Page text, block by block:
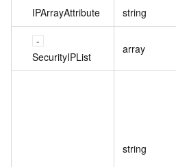
IPArrayAttribute string
SecurityIPList
array
string